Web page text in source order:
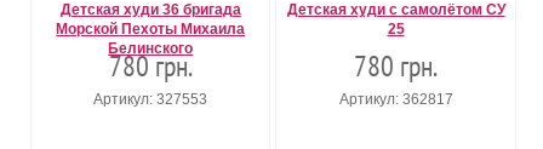
Детская худи 36 бригада
Морской Пехоты Михаила
Белинского
780 грн.
Артикул: 327553
Детская худи с самолётом СУ
25
780 грн.
Артикул: 362817